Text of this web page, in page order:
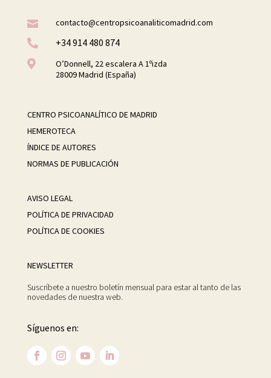

contacto@centropsicoanaliticomadrid.com

+34 914 480 874

O’Donnell, 22 escalera A 1ºizda
28009 Madrid (España)
CENTRO PSICOANALÍTICO DE MADRID
HEMEROTECA
ÍNDICE DE AUTORES
NORMAS DE PUBLICACIÓN
AVISO LEGAL
POLÍTICA DE PRIVACIDAD
POLÍTICA DE COOKIES
NEWSLETTER
Suscríbete a nuestro boletín mensual para estar al tanto de las
novedades de nuestra web.
Síguenos en: